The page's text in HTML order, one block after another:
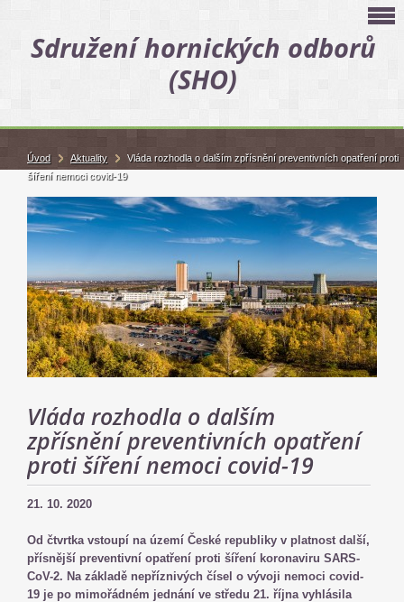
Sdružení hornických odborů
(SHO)
Vláda rozhodla o dalším
zpřísnění preventivních opatření
proti šíření nemoci covid-19
21. 10. 2020
Od čtvrtka vstoupí na území České republiky v platnost další,
přísnější preventivní opatření proti šíření koronaviru SARS-
CoV-2. Na základě nepříznivých čísel o vývoji nemoci covid-
19 je po mimořádném jednání ve středu 21. října vyhlásila
Úvod Aktuality
Vláda rozhodla o dalším zpřísnění preventivních opatření proti
šíření nemoci covid-19